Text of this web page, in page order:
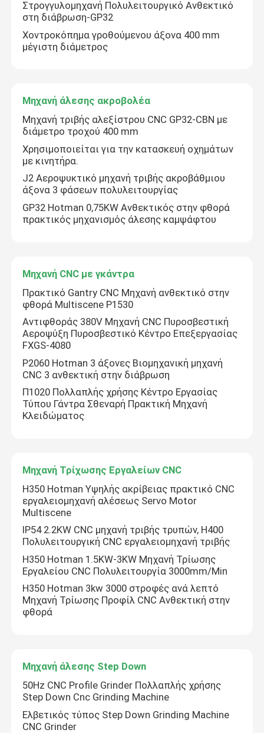
Μηχανή CNC με γκάντρα
Μηχανή άλεσης Step Down
Στρογγυλομηχανή Πολυλειτουργικό Ανθεκτικό
στη διάβρωση-GP32
Χοντροκόπημα γροθούμενου άξονα 400 mm
μέγιστη διάμετρος
Μηχανή άλεσης ακροβολέα
Μηχανή τριβής αλεξίστρου CNC GP32-CBN με
διάμετρο τροχού 400 mm
Χρησιμοποιείται για την κατασκευή οχημάτων
με κινητήρα.
J2 Αεροψυκτικό μηχανή τριβής ακροβάθμιου
άξονα 3 φάσεων πολυλειτουργίας
GP32 Hotman 0,75KW Ανθεκτικός στην φθορά
πρακτικός μηχανισμός άλεσης καμψάφτου
Μηχανή CNC με γκάντρα
Πρακτικό Gantry CNC Μηχανή ανθεκτικό στην
φθορά Multiscene P1530
Αντιφθοράς 380V Μηχανή CNC Πυροσβεστική
Αεροψύξη Πυροσβεστικό Κέντρο Επεξεργασίας
FXGS-4080
P2060 Hotman 3 άξονες Βιομηχανική μηχανή
CNC 3 ανθεκτική στην διάβρωση
Π1020 Πολλαπλής χρήσης Κέντρο Εργασίας
Τύπου Γάντρα Σθεναρή Πρακτική Μηχανή
Κλειδώματος
Μηχανή Τρίχωσης Εργαλείων CNC
H350 Hotman Υψηλής ακρίβειας πρακτικό CNC
εργαλειομηχανή αλέσεως Servo Motor
Multiscene
IP54 2.2KW CNC μηχανή τριβής τρυπών, H400
Πολυλειτουργική CNC εργαλειομηχανή τριβής
H350 Hotman 1.5KW-3KW Μηχανή Τρίωσης
Εργαλείου CNC Πολυλειτουργία 3000mm/Min
H350 Hotman 3kw 3000 στροφές ανά λεπτό
Μηχανή Τρίωσης Προφίλ CNC Ανθεκτική στην
φθορά
Μηχανή άλεσης Step Down
50Hz CNC Profile Grinder Πολλαπλής χρήσης
Step Down Cnc Grinding Machine
Ελβετικός τύπος Step Down Grinding Machine
CNC Grinder